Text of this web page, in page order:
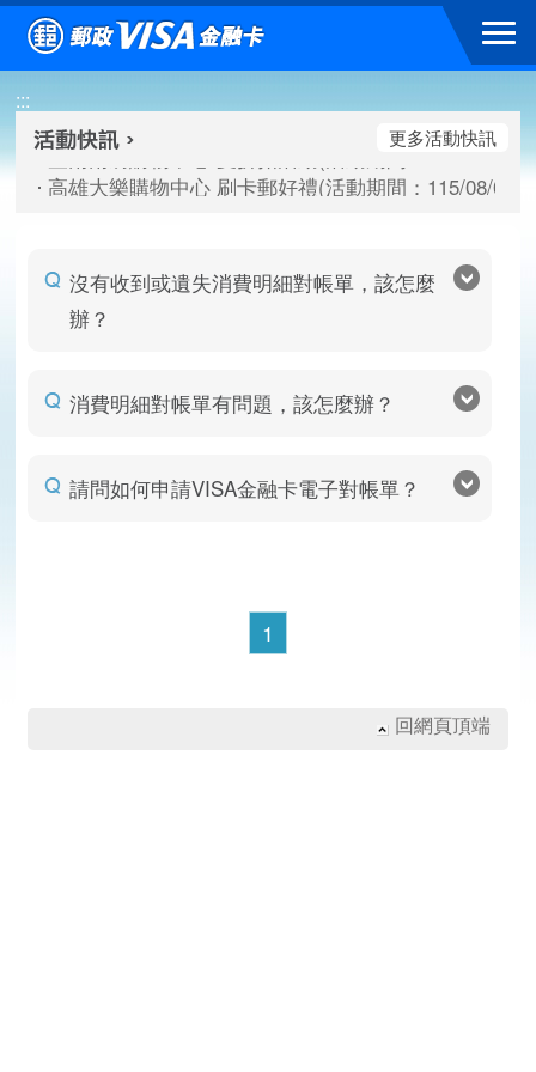
跳到主要內容區塊
:::
臺南南紡購物中心 夏折扣活動(活動期間：115/08/10-
新竹遠東巨城購物中心 2026巨城年中慶夏日BIG好刷(
臺南南紡購物中心 夏折扣活動(活動期間：115/08/10-
高雄大樂購物中心 刷卡郵好禮(活動期間：115/08/07-
更多活動快訊
沒有收到或遺失消費明細對帳單，該怎麼
辦？
消費明細對帳單有問題，該怎麼辦？
請問如何申請VISA金融卡電子對帳單？
1
回網頁頂端